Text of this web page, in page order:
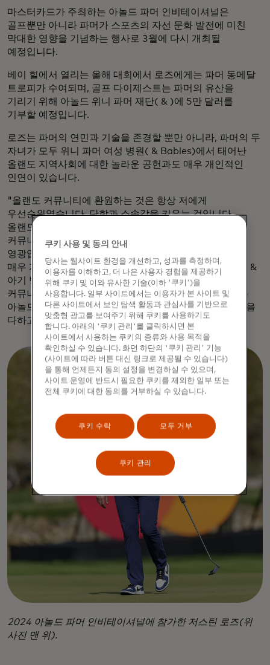
마스터카드가 주최하는 아놀드 파머 인비테이셔널은
골프뿐만 아니라 파머가 스포츠의 자선 문화 발전에 미친
막대한 영향을 기념하는 행사로 3월에 다시 개최될
예정입니다.
베이 힐에서 열리는 올해 대회에서 로즈에게는 파머 동메달
트로피가 수여되며, 골프 다이제스트는 파머의 유산을
기리기 위해 아놀드 위니 파머 재단( & )에 5만 달러를
기부할 예정입니다.
로즈는 파머의 연민과 기술을 존경할 뿐만 아니라, 파머의 두
자녀가 모두 위니 파머 여성 병원( & Babies)에서 태어난
올랜도 지역사회에 대한 놀라운 공헌과도 매우 개인적인
인연이 있습니다.
"올랜도 커뮤니티에 환원하는 것은 항상 저에게
우선순위였습니다. 단합과 소속감을 키우는 것입니다.
올랜도 주민들은 저에게 많은 것을 주었고, 이 활기찬
커뮤니티의 성장과 복지에 기여할 수 있게 되어
영광입니다."라고 Rose는 말합니다. "올랜도와의 인연은
매우 개인적인데, 특히 제 두 아이가 위니 팔머 여성 병원( &
아기 병원)에서 태어났기 때문에 더욱 그렇습니다. 이
커뮤니티는 제 삶과 커리어의 초석이 되어 주었으며, 저는
아놀드 파머의 연민과 지원의 유산을 이어가기 위해 최선을
다하고 있습니다."
2024 아놀드 파머 인비테이셔널에 참가한 저스틴 로즈(위
사진 맨 위).
쿠키 사용 및 동의 안내
당사는 웹사이트 환경을 개선하고, 성과를 측정하며,
이용자를 이해하고, 더 나은 사용자 경험을 제공하기
위해 쿠키 및 이와 유사한 기술(이하 '쿠키')을
사용합니다. 일부 사이트에서는 이용자가 본 사이트 및
다른 사이트에서 보인 탐색 활동과 관심사를 기반으로
맞춤형 광고를 보여주기 위해 쿠키를 사용하기도
합니다. 아래의 '쿠키 관리'를 클릭하시면 본
사이트에서 사용하는 쿠키의 종류와 사용 목적을
확인하실 수 있습니다. 화면 하단의 '쿠키 관리' 기능
(사이트에 따라 버튼 대신 링크로 제공될 수 있습니다)
을 통해 언제든지 동의 설정을 변경하실 수 있으며,
사이트 운영에 반드시 필요한 쿠키를 제외한 일부 또는
전체 쿠키에 대한 동의를 거부하실 수 있습니다.
쿠키 수락 모두 거부
쿠키 관리